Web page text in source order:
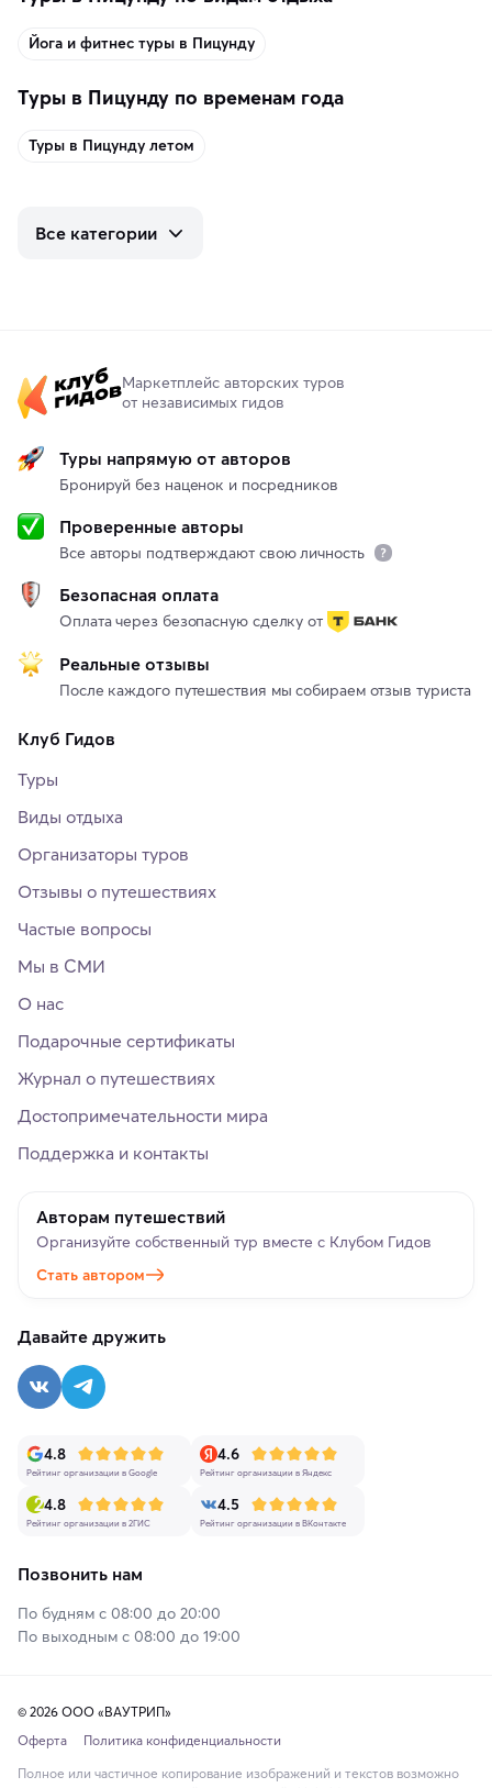
Йога и фитнес туры в Пицунду
Туры в Пицунду по временам года
Туры в Пицунду летом
Все категории
Маркетплейс авторских туров
от независимых гидов
Туры напрямую от авторов
Бронируй без наценок и посредников
Проверенные авторы
Все авторы подтверждают свою личность
Безопасная оплата
Оплата через безопасную сделку от
Реальные отзывы
После каждого путешествия мы собираем отзыв туриста
Клуб Гидов
Туры
Виды отдыха
Организаторы туров
Отзывы о путешествиях
Частые вопросы
Мы в СМИ
О нас
Подарочные сертификаты
Журнал о путешествиях
Достопримечательности мира
Поддержка и контакты
Авторам путешествий
Организуйте собственный тур вместе с Клубом Гидов
Стать автором
Давайте дружить
4.8
Рейтинг организации в Google
4.6
Рейтинг организации в Яндекс
4.8
Рейтинг организации в 2ГИС
4.5
Рейтинг организации в ВКонтакте
Позвонить нам
По будням с 08:00 до 20:00
По выходным с 08:00 до 19:00
© 2026 ООО «ВАУТРИП»
Оферта
Политика конфиденциальности
Полное или частичное копирование изображений и текстов возможно